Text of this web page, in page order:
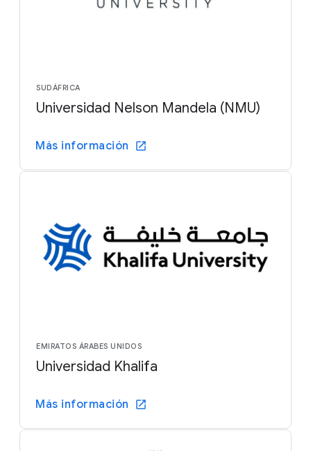
SUDÁFRICA
Universidad Nelson Mandela (NMU)
Más información
EMIRATOS ÁRABES UNIDOS
Universidad Khalifa
Más información